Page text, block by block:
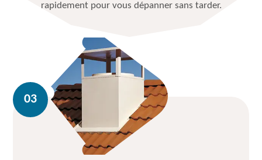
rapidement pour vous dépanner sans tarder.